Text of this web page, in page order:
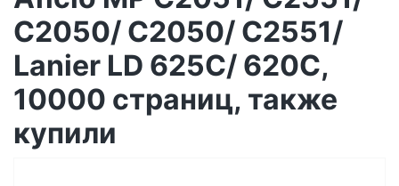
C2050/ C2050/ C2551/
Lanier LD 625C/ 620C,
10000 страниц, также
купили